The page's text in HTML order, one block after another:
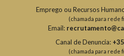
Emprego ou Recursos
(chamada para rede
Email:
Canal de Denuncia:
(chamada para rede